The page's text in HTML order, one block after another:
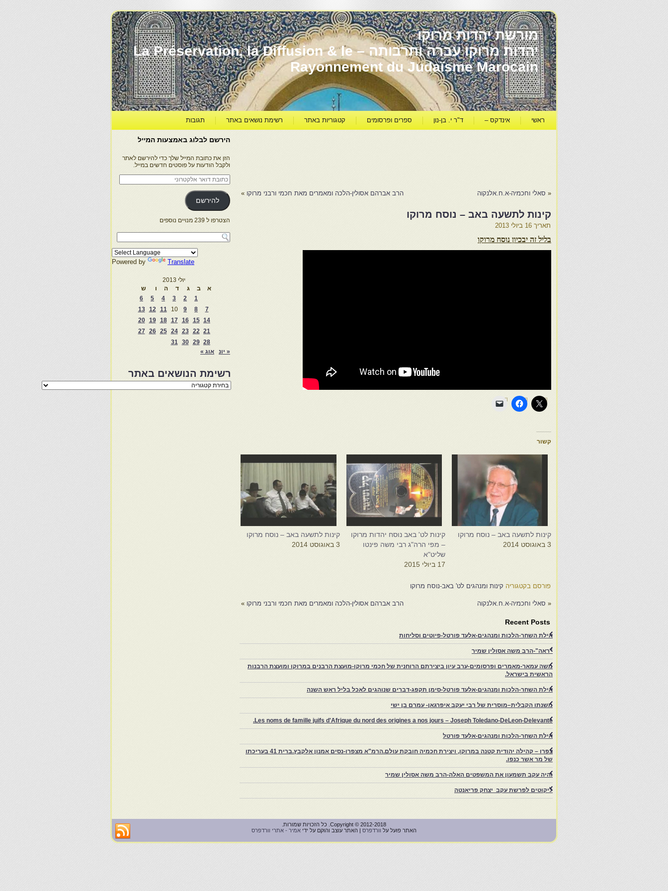
מורשת יהדות מרוקו
יהדות מרוקו עברה ותרבותה – La Préservation, la Diffusion & le
Rayonnement du Judaïsme Marocain
ראשי אינדקס – ד"ר י. בן-נון ספרים ופרסומים קטגוריות באתר רשימת נושאים באתר תגובות
« סאלי וחכמיה-א.ח.אלנקוה הרב אברהם אסולין-הלכה ומאמרים מאת חכמי ורבני מרוקו »
קינות לתשעה באב – נוסח מרוקו
תאריך 16 ביולי 2013
בליל זה יבכיון נוסח מרוקו
קשור
קינות לתשעה באב – נוסח מרוקו
3 באוגוסט 2014
קינות לט' באב נוסח יהדות מרוקו
– מפי הרה"ג רבי משה פינטו
שליט"א
17 ביולי 2015
קינות לתשעה באב – נוסח מרוקו
3 באוגוסט 2014
פורסם בקטגוריה קינות ומנהגים לט' באב-נוסח מרוקו
« סאלי וחכמיה-א.ח.אלנקוה הרב אברהם אסולין-הלכה ומאמרים מאת חכמי ורבני מרוקו »
Recent Posts
אילת השחר-הלכות ומנהגים-אלעד פורטל-פיוטים וסליחות
"ראה"-הרב משה אסולין שמיר
משה עמאר-מאמרים ופרסומים-ערב עיון ביצירתם הרוחנית של חכמי מרוקו-מועצת הרבנים במרוקו ומועצת הרבנות
הראשית בישראל.
אילת השחר-הלכות ומנהגים-אלעד פורטל-סימן תקפג-דברים שנוהגים לאכל בליל ראש השנה
משנתו הקבלית–מוסרית של רבי יעקב איפרגאן- עמרם בן ישי
Les noms de famille juifs d'Afrique du nord des origines a nos jours – Joseph Toledano-DeLeon-Delevante.
אילת השחר-הלכות ומנהגים-אלעד פורטל
צפרו – קהילה יהודית קטנה במרוקו, ויצירת חכמיה חובקת עולם.הרמ"א מצפרו-נסים אמנון אלקבץ.ברית 41 בעריכתו
של מר אשר כנפו.
והיה עקב תשמעון את המשפטים האלה-הרב משה אסולין שמיר
ליקוטים לפרשת עקב יצחק פריאנטה
הירשם לבלוג באמצעות המייל
הזן את כתובת המייל שלך כדי להירשם לאתר
ולקבל הודעות על פוסטים חדשים במייל.
כתובת
דואר
אלקטרוני
להירשם
הצטרפו ל 239 מנויים נוספים
Powered by Translate
יולי 2013
א
ב ג ד ה ו
ש
1
2
3
4
5
6
7
8
9
10
11
12
13
14
15
16
17
18
19
20
21
22
23
24
25
26
27
28
29
30
31
« יונ
אוג »
רשימת הנושאים באתר
רשימת
הנושאים
Copyright © 2012-2018. כל הזכויות שמורות.
האתר פועל על וורדפרס | האתר עוצב והוקם על ידי אמיר - אתרי וורדפרס